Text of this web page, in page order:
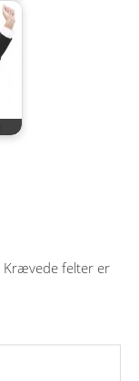
Krævede felter er